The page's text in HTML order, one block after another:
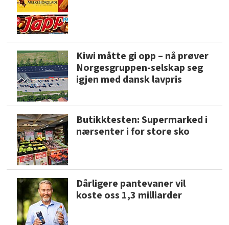
Kiwi måtte gi opp – nå prøver
Norgesgruppen-selskap seg
igjen med dansk lavpris
Butikktesten: Supermarked i
nærsenter i for store sko
Dårligere pantevaner vil
koste oss 1,3 milliarder